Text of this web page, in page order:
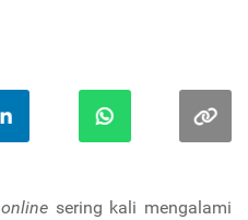
onlinesering kali mengalami